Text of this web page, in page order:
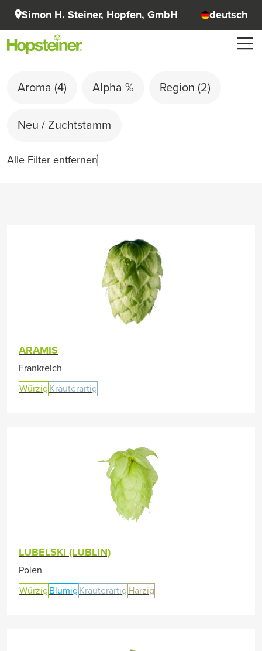
Simon H. Steiner, Hopfen, GmbH deutsch
Aroma (4) Alpha % Region (2)
Neu / Zuchtstamm
Alle Filter entfernen
ARAMIS
Frankreich
Würzig Kräuterartig
LUBELSKI (LUBLIN)
Polen
Würzig Blumig Kräuterartig Harzig